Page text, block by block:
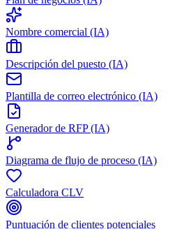
Nombre comercial (IA)
Descripción del puesto (IA)
Plantilla de correo electrónico (IA)
Generador de RFP (IA)
Diagrama de flujo de proceso (IA)
Calculadora CLV
Puntuación de clientes potenciales